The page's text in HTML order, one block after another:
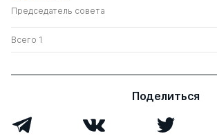
Председатель совета
Всего 1
Поделиться